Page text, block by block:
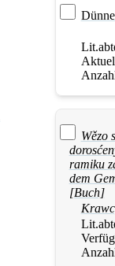
Wězo
ramiku
dem
[Buch]